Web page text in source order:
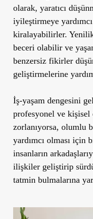
olarak, yaratıcı
iyileştirmeye
kiralayabilirler.
beceri olabilir ve
benzersiz fikirler
geliştirmelerine
İş-yaşam dengesini
profesyonel ve kişisel
zorlanıyorsa, olumlu
yardımcı olması
insanların
ilişkiler geliştirip
tatmin bulmalarına